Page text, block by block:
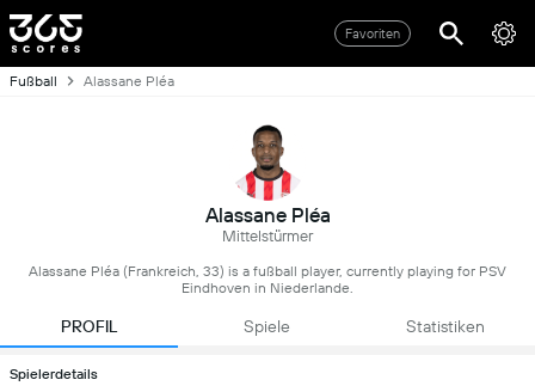
Favoriten
Fußball Alassane Pléa
Alassane Pléa
Mittelstürmer
Alassane Pléa (Frankreich, 33) is a fußball player, currently playing for PSV
Eindhoven in Niederlande.
PROFIL Spiele Statistiken
Spielerdetails